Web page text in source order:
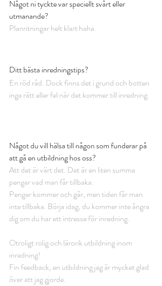
​Något ni tyckte var speciellt svårt eller
utmanande?
Planritningar helt klart haha.
Ditt bästa inredningstips?
En röd råd. Dock finns det i grund och botten
inga rätt eller fel när det kommer till inredning.
Något du vill hälsa till någon som funderar på
att gå en utbildning hos oss?
Att det är värt det. Det är en liten summa
pengar vad man får tillbaka.
Pengar kommer och går, men tiden får man
inte tillbaka. Börja idag, du kommer inte ångra
dig om du har ett intresse för inredning.
Otroligt rolig och lärorik utbildning inom
inredning!
Fin feedback, en utbildning jag är mycket glad
över att jag gjorde.